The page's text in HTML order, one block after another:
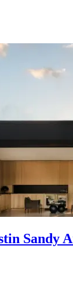
Sandy